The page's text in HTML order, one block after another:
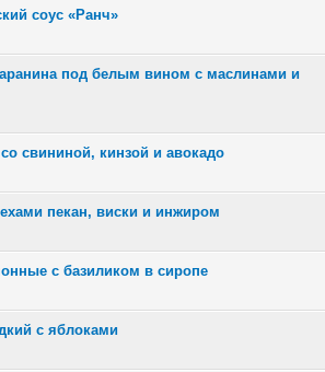
соус «Ранч»
оценка: 3 из 5
123 45
под белым вином с маслинами и
оценка: 3 из 5
свининой, кинзой и авокадо
оценка: 0 из 5
12345
пекан, виски и инжиром
оценка: 1.75 из 5
1234 5
с базиликом в сиропе
оценка: 3.14 из 5
12345
с яблоками
оценка: 1 из 5
123 45